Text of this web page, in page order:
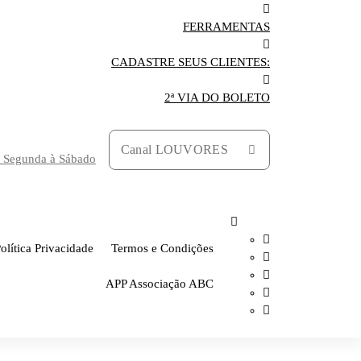
FERRAMENTAS
CADASTRE SEUS CLIENTES:
2ª VIA DO BOLETO
à Sábado
Canal LOUVORES
Privacidade Termos e Condições
APP Associação ABC